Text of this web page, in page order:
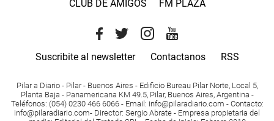
CLUB DE AMIGOS FM PLAZA
Suscribite al newsletter Contactanos RSS
Pilar a Diario - Pilar - Buenos Aires - Edificio Bureau Pilar Norte, Local 5,
Planta Baja - Panamericana KM 49.5, Pilar, Buenos Aires, Argentina -
Teléfonos: (054) 0230 466 6066 - Email : info@pilaradiario.com - Contacto:
info@pilaradiario.com- Director: Sergio Abrate - Empresa propietaria del